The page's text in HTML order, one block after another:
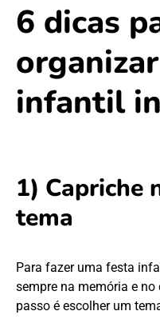
6 dicas
infantil
1) Capriche
tema
Para fazer uma festa
sempre na memória e
passo é escolher um